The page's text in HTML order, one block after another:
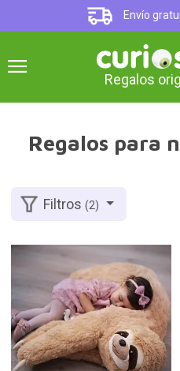
Envío
Regalos
Regalos para
Filtros(2)